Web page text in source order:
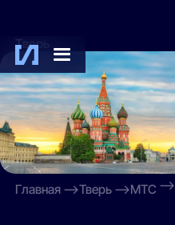
Тверь
Главная Тверь МТС